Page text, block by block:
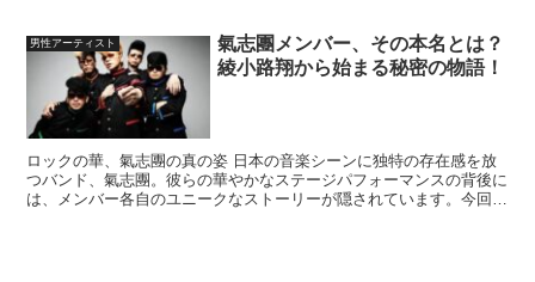
男性アーティスト
氣志團メンバー、その本名とは？
綾小路翔から始まる秘密の物語！
ロックの華、氣志團の真の姿 日本の音楽シーンに独特の存在感を放
つバンド、氣志團。彼らの華やかなステージパフォーマンスの背後に
は、メンバー各自のユニークなストーリーが隠されています。今回